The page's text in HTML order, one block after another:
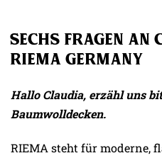
Sechs Fragen an
RIEMA Germany
Hallo Claudia, erzähl uns
Baumwolldecken.
RIEMA steht für moderne,